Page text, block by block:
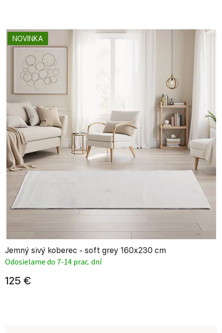
NOVINKA
Jemný sivý koberec - soft grey 160x230 cm
Odosielame do 7-14 prac. dní
125 €